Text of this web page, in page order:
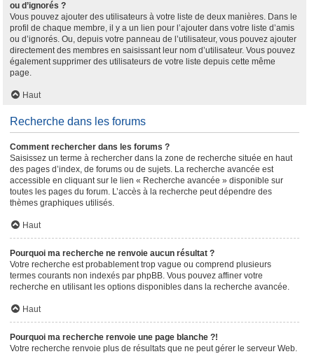
ou d’ignorés ?
Vous pouvez ajouter des utilisateurs à votre liste de deux manières. Dans le
profil de chaque membre, il y a un lien pour l’ajouter dans votre liste d’amis
ou d’ignorés. Ou, depuis votre panneau de l’utilisateur, vous pouvez ajouter
directement des membres en saisissant leur nom d’utilisateur. Vous pouvez
également supprimer des utilisateurs de votre liste depuis cette même
page.
Haut
Recherche dans les forums
Comment rechercher dans les forums ?
Saisissez un terme à rechercher dans la zone de recherche située en haut
des pages d’index, de forums ou de sujets. La recherche avancée est
accessible en cliquant sur le lien « Recherche avancée » disponible sur
toutes les pages du forum. L’accès à la recherche peut dépendre des
thèmes graphiques utilisés.
Haut
Pourquoi ma recherche ne renvoie aucun résultat ?
Votre recherche est probablement trop vague ou comprend plusieurs
termes courants non indexés par phpBB. Vous pouvez affiner votre
recherche en utilisant les options disponibles dans la recherche avancée.
Haut
Pourquoi ma recherche renvoie une page blanche ?!
Votre recherche renvoie plus de résultats que ne peut gérer le serveur Web.